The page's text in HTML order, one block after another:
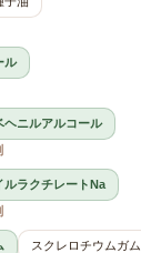
ル
ヘニルアルコール
ルラクチレートNa
スクレロチウムガム